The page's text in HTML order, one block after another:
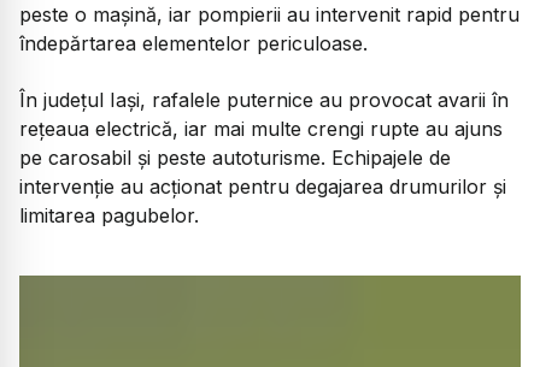
peste o mașină, iar pompierii au intervenit rapid pentru
îndepărtarea elementelor periculoase.
În județul Iași, rafalele puternice au provocat avarii în
rețeaua electrică, iar mai multe crengi rupte au ajuns
pe carosabil și peste autoturisme. Echipajele de
intervenție au acționat pentru degajarea drumurilor și
limitarea pagubelor.